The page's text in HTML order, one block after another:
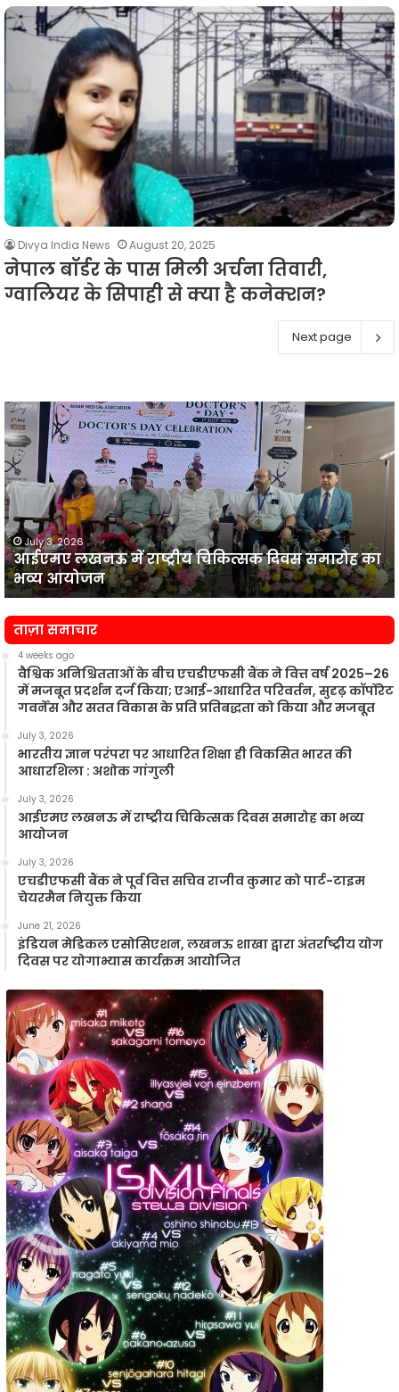
Divya India News August 20, 2025
नेपाल बॉर्डर के पास मिली अर्चना तिवारी,
ग्वालियर के सिपाही से क्या है कनेक्शन?
Next page
आईएमए
लखनऊ
में
राष्ट्रीय
चिकित्सक
दिवस
समारोह
का
भव्य
आयोजन
July 3, 2026
आईएमए लखनऊ में राष्ट्रीय चिकित्सक दिवस समारोह का
भव्य आयोजन
ताज़ा समाचार
4 weeks ago
वैश्विक अनिश्चितताओं के बीच एचडीएफसी बैंक ने वित्त वर्ष 2025–26
में मजबूत प्रदर्शन दर्ज किया; एआई-आधारित परिवर्तन, सुदृढ़ कॉर्पोरेट
गवर्नेंस और सतत विकास के प्रति प्रतिबद्धता को किया और मजबूत
July 3, 2026
भारतीय ज्ञान परंपरा पर आधारित शिक्षा ही विकसित भारत की
आधारशिला : अशोक गांगुली
July 3, 2026
आईएमए लखनऊ में राष्ट्रीय चिकित्सक दिवस समारोह का भव्य
आयोजन
July 3, 2026
एचडीएफसी बैंक ने पूर्व वित्त सचिव राजीव कुमार को पार्ट-टाइम
चेयरमैन नियुक्त किया
June 21, 2026
इंडियन मेडिकल एसोसिएशन, लखनऊ शाखा द्वारा अंतर्राष्ट्रीय योग
दिवस पर योगाभ्यास कार्यक्रम आयोजित